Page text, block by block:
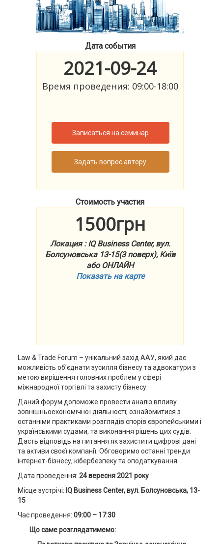
Дата события
2021-09-24
Время проведения: 09:00-18:00
Записаться на семинар
Задать вопрос автору
Стоимость участия
1500грн
Локация : IQ Business Center, вул.
Болсуновська 13-15(3 поверх), Київ
або ОНЛАЙН
Показать на карте
Law & Trade Forum – унікальний захід ААУ, який дає
можливість об’єднати зусилля бізнесу та адвокатури з
метою вирішення головних проблем у сфері
міжнародної торгівлі та захисту бізнесу.
Даний форум допоможе провести аналіз впливу
зовнішньоекономічної діяльності; ознайомитися з
останніми практиками розглядів спорів європейськими і
українськими судами, та виконання рішень цих судів.
Дасть відповідь на питання як захистити цифрові дані
та активи своєї компанії. Обговоримо останні тренди
інтернет-бізнесу, кібербезпеку та оподаткування.
Дата проведення: 24 вересня 2021 року
Місце зустрічі: IQ Business Center,вул. Болсуновська, 13-
15
Час проведення: 09:00 – 17:30
Що саме розглядатимемо: